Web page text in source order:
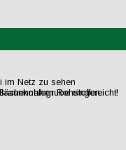
im Netz zu sehen
Rohstoffen.
eingereicht!